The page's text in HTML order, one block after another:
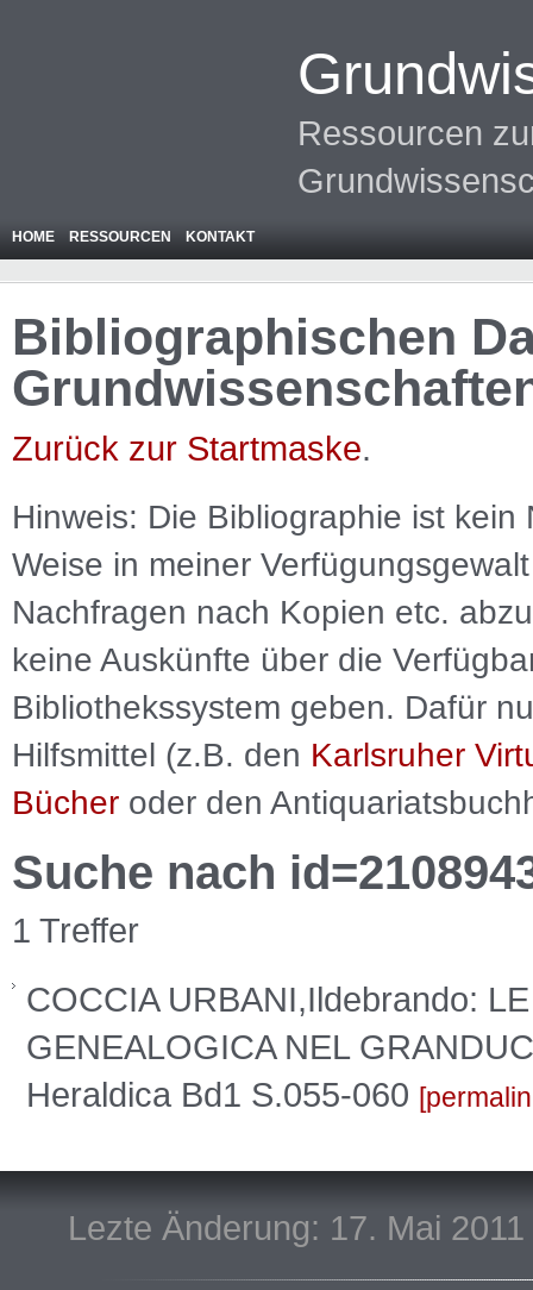
Ressourcen
HOME RESSOURCEN KONTAKT
Bibliographischen
Zurück zur Startmaske.
Hinweis: Die Bibliographie ist kein
Weise in meiner
Nachfragen nach Kopien etc.
keine Auskünfte über die
Bibliothekssystem geben. Dafür
Hilfsmittel (z.B. den Karlsruher
Bücher oder den
Suche nach
1 Treffer
COCCIA URBANI,Ildebrando:
GENEALOGICA NEL
Heraldica Bd1 S.055-060
Lezte Änderung: 17. Mai